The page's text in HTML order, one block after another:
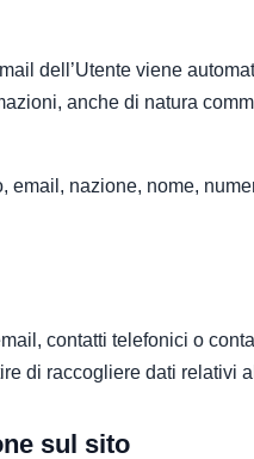
dell’Utente viene
anche di natura
nazione, nome,
contatti telefonici o
di raccogliere dati relativi
sul sito